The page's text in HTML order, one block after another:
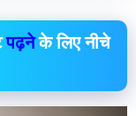
पढ़नेके लिए नीचे